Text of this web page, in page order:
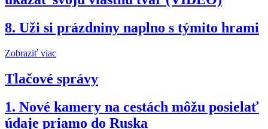
8. Uži si prázdniny naplno s týmito hrami
Zobraziť viac
Tlačové správy
1. Nové kamery na cestách môžu posielať
údaje priamo do Ruska